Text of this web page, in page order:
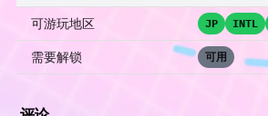
可游玩地区 JP INTL
需要解锁 可用